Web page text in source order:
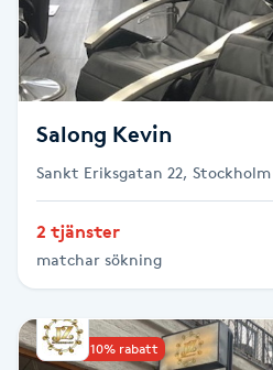
Fransförlängning Volym
Fransrengöring
Frekvensterapi
Friskvårdsmassage
Salong Kevin
Sankt Eriksgatan 22, Stockholm
2 tjänster
matchar sökning
Upp till 10% rabatt